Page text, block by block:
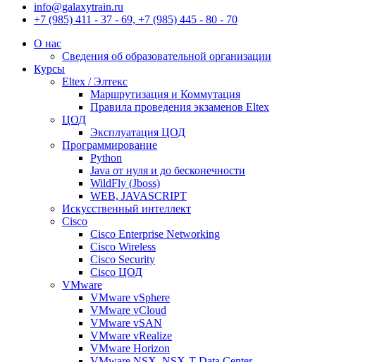
info@galaxytrain.ru
+7 (985) 411 - 37 - 69, +7 (985) 445 - 80 - 70
О нас
Сведения об образовательной организации
Курсы
Eltex / Элтекс
Маршрутизация и Коммутация
Правила проведения экзаменов Eltex
ЦОД
Эксплуатация ЦОД
Программирование
Python
Java от нуля и до бесконечности
WildFly (Jboss)
WEB, JAVASCRIPT
Искусственный интеллект
Cisco
Cisco Enterprise Networking
Cisco Wireless
Cisco Security
Cisco ЦОД
VMware
VMware vSphere
VMware vCloud
VMware vSAN
VMware vRealize
VMware Horizon